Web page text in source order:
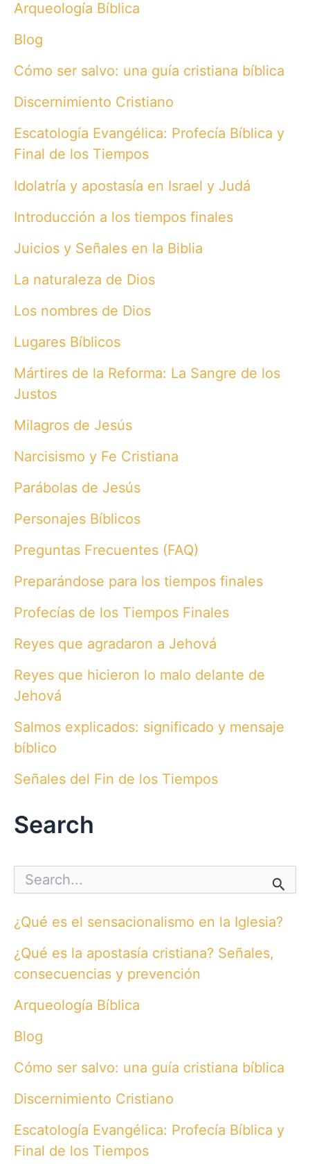
Arqueología Bíblica
Blog
Cómo ser salvo: una guía cristiana bíblica
Discernimiento Cristiano
Escatología Evangélica: Profecía Bíblica y
Final de los Tiempos
Idolatría y apostasía en Israel y Judá
Introducción a los tiempos finales
Juicios y Señales en la Biblia
La naturaleza de Dios
Los nombres de Dios
Lugares Bíblicos
Mártires de la Reforma: La Sangre de los
Justos
Milagros de Jesús
Narcisismo y Fe Cristiana
Parábolas de Jesús
Personajes Bíblicos
Preguntas Frecuentes (FAQ)
Preparándose para los tiempos finales
Profecías de los Tiempos Finales
Reyes que agradaron a Jehová
Reyes que hicieron lo malo delante de
Jehová
Salmos explicados: significado y mensaje
bíblico
Señales del Fin de los Tiempos
Search
c
f
o
¿Qué es el sensacionalismo en la Iglesia?
¿Qué es la apostasía cristiana? Señales,
consecuencias y prevención
Arqueología Bíblica
Blog
Cómo ser salvo: una guía cristiana bíblica
Discernimiento Cristiano
Escatología Evangélica: Profecía Bíblica y
Final de los Tiempos